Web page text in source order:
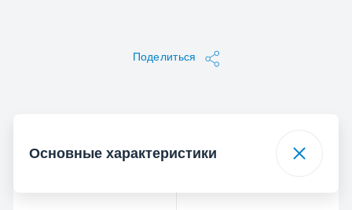
Поделиться
Основные характеристики